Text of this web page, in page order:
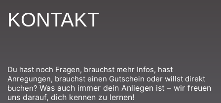
KONTAKT
Du hast noch Fragen, brauchst mehr Infos, hast
Anregungen, brauchst einen Gutschein oder willst direkt
buchen? Was auch immer dein Anliegen ist – wir freuen
uns darauf, dich kennen zu lernen!